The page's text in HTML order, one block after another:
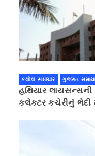
કલોલ સમાચાર ગુજરાત
હથિયાર લાયસન્સની
કલેક્ટર કચેરીનું